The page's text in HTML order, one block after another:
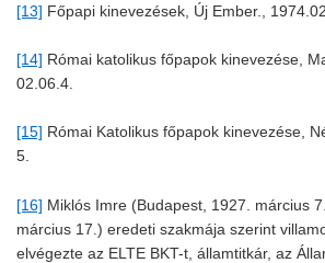
[13] Főpapi kinevezések, Új Ember.,
[14] Római katolikus főpapok kinevezése,
02.06.4.
[15] Római Katolikus főpapok kinevezése,
5.
[16] Miklós Imre (Budapest, 1927. március
március 17.) eredeti szakmája szerint
elvégezte az ELTE BKT-t, államtitkár, az